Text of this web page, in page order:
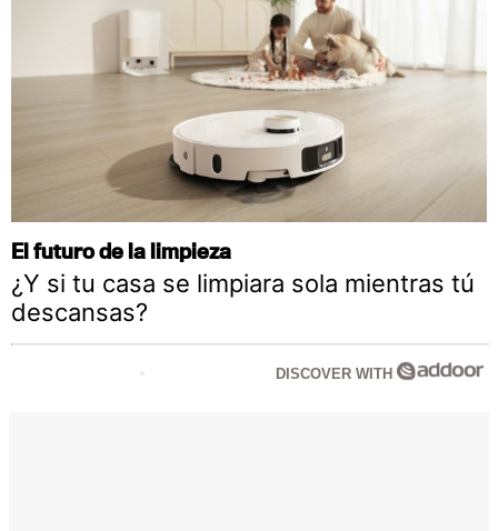
El futuro de la limpieza
¿Y si tu casa se limpiara sola mientras tú
descansas?
DISCOVER WITH